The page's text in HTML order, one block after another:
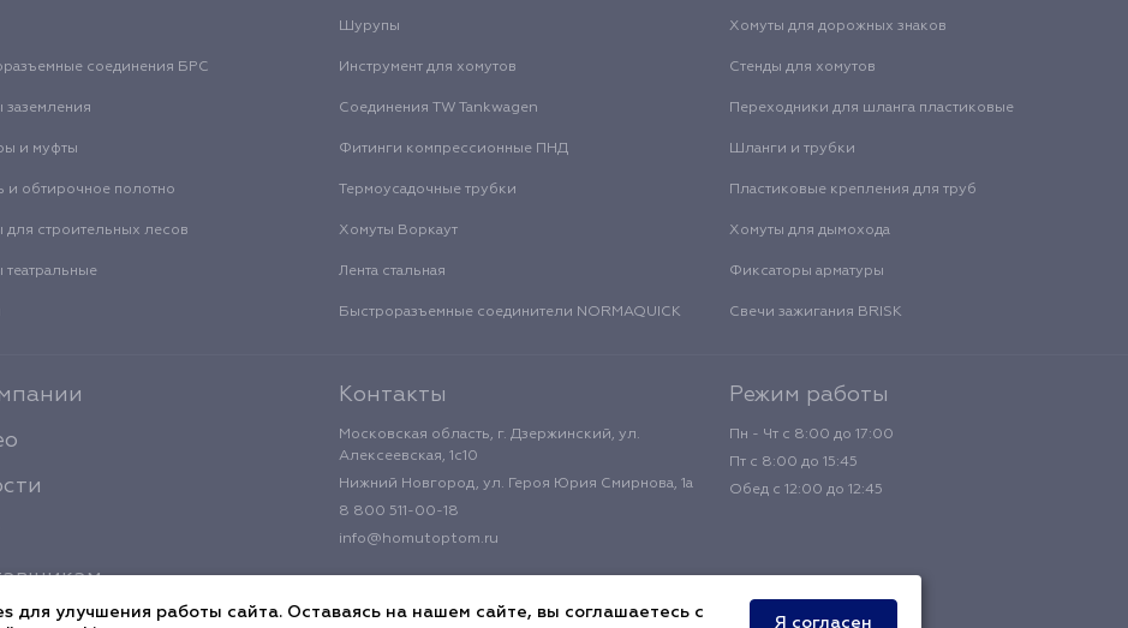
Шурупы Хомуты для дорожных знаков
соединения БРС Инструмент для хомутов Стенды для хомутов
заземления Соединения TW Tankwagen Переходники для шланга пластиковые
и муфты Фитинги компрессионные ПНД Шланги и трубки
и обтирочное полотно Термоусадочные трубки Пластиковые крепления для труб
для строительных лесов Хомуты Воркаут Хомуты для дымохода
театральные Лента стальная Фиксаторы арматуры
Быстроразъемные соединители NORMAQUICK Свечи зажигания BRISK
Контакты
Московская область, г. Дзержинский, ул.
Алексеевская, 1с10
Нижний Новгород, ул. Героя Юрия Смирнова, 1а
8 800 511-00-18
info@homutoptom.ru
Режим работы
Пн - Чт с 8:00 до 17:00
Пт с 8:00 до 15:45
Обед с 12:00 до 12:45
для улучшения работы сайта. Оставаясь на нашем сайте, вы соглашаетесь с
Я согласен